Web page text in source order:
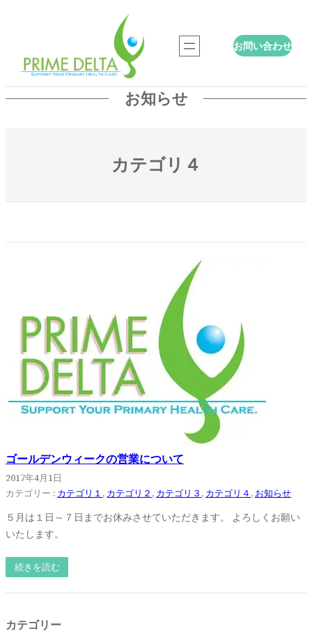
ッ
お問い合わせ
お知らせ
カテゴリ４
ゴールデンウィークの営業について
2017年4月1日
カテゴリー : カテゴリ１ , カテゴリ２ , カテゴリ３ , カテゴリ４ , お知らせ
５月は１日～７日までお休みさせていただきます。 よろしくお願い
いたします。
続きを読む
カテゴリー